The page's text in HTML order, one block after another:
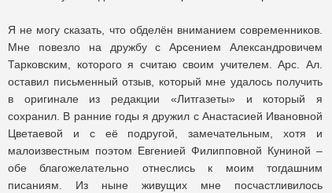
Я не могу сказать, что обделён вниманием современников.
Мне повезло на дружбу с Арсением Александровичем
Тарковским, которого я считаю своим учителем. Арс. Ал.
оставил письменный отзыв, который мне удалось получить
в оригинале из редакции «Литгазеты» и который я
сохранил. В ранние годы я дружил с Анастасией Ивановной
Цветаевой и с её подругой, замечательным, хотя и
малоизвестным поэтом Евгенией Филипповной Куниной –
обе благожелательно отнеслись к моим тогдашним
писаниям. Из ныне живущих мне посчастливилось